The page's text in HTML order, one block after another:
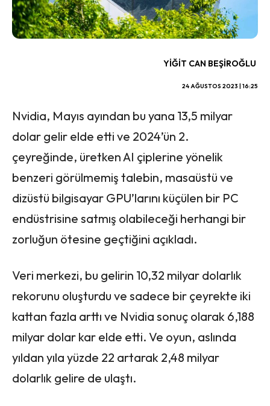
YIĞIT CAN BEŞIROĞLU
24 AĞUSTOS 2023 | 16:25
Nvidia, Mayıs ayından bu yana 13,5 milyar
dolar gelir elde etti ve 2024’ün 2.
çeyreğinde, üretken AI çiplerine yönelik
benzeri görülmemiş talebin, masaüstü ve
dizüstü bilgisayar GPU’larını küçülen bir PC
endüstrisine satmış olabileceği herhangi bir
zorluğun ötesine geçtiğini açıkladı.
Veri merkezi, bu gelirin 10,32 milyar dolarlık
rekorunu oluşturdu ve sadece bir çeyrekte iki
kattan fazla arttı ve Nvidia sonuç olarak 6,188
milyar dolar kar elde etti. Ve oyun, aslında
yıldan yıla yüzde 22 artarak 2,48 milyar
dolarlık gelire de ulaştı.